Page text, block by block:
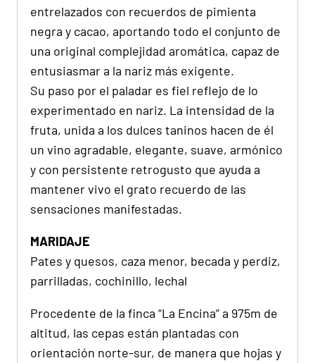
entrelazados con recuerdos de pimienta
negra y cacao, aportando todo el conjunto de
una original complejidad aromática, capaz de
entusiasmar a la nariz más exigente.
Su paso por el paladar es fiel reflejo de lo
experimentado en nariz. La intensidad de la
fruta, unida a los dulces taninos hacen de él
un vino agradable, elegante, suave, armónico
y con persistente retrogusto que ayuda a
mantener vivo el grato recuerdo de las
sensaciones manifestadas.
MARIDAJE
Pates y quesos, caza menor, becada y perdiz,
parrilladas, cochinillo, lechal
Procedente de la finca “La Encina” a 975m de
altitud, las cepas están plantadas con
orientación norte-sur, de manera que hojas y